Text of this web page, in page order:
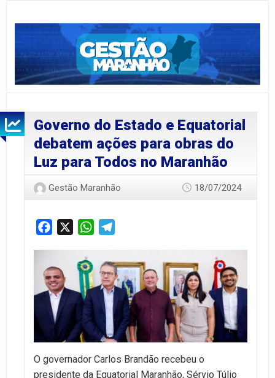
Governo do Estado e Equatorial
debatem ações para obras do
Luz para Todos no Maranhão
Gestão Maranhão 18/07/2024
Facebook WhatsApp
O governador Carlos Brandão recebeu o
presidente da Equatorial Maranhão, Sérvio Túlio